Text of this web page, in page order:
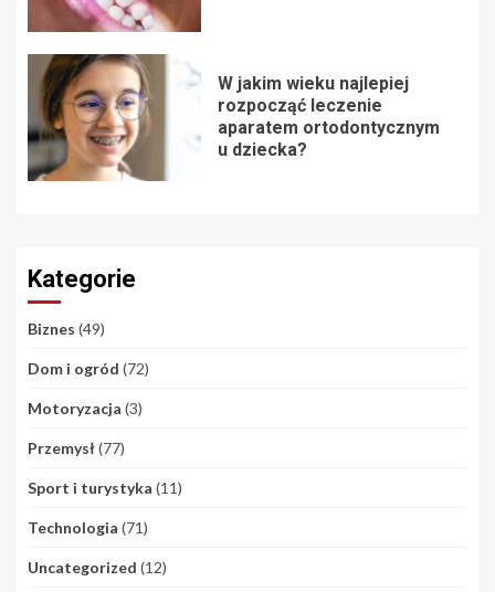
W jakim wieku najlepiej
rozpocząć leczenie
aparatem ortodontycznym
u dziecka?
Kategorie
Biznes (49)
Dom i ogród (72)
Motoryzacja (3)
Przemysł(77)
Sport i turystyka (11)
Technologia (71)
Uncategorized (12)